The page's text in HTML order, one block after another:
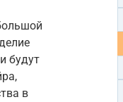
будут
в